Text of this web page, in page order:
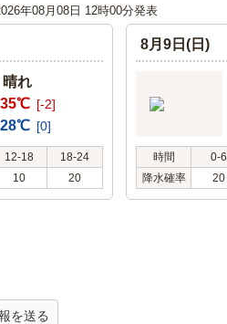
年08月08日 12時00分発表
晴れ
35℃ [-2]
28℃ [0]
12-18
18-24
10 20
8月9日(日)
時間 0-6
降水確率
20
を送る